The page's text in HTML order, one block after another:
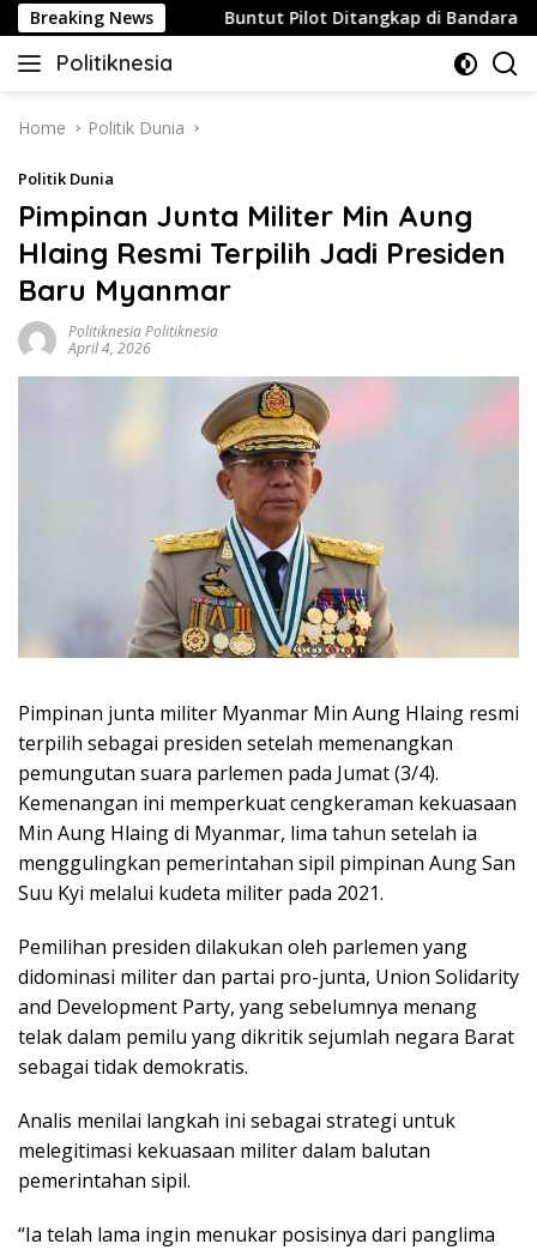
Skip
to
content
Breaking News
Strategis Buntut Pilot Ditangkap di Bandara
Politiknesia
Politiknesia.com
Home Politik Dunia
Politik Dunia
Pimpinan Junta Militer Min Aung
Hlaing Resmi Terpilih Jadi Presiden
Baru Myanmar
Politiknesia Politiknesia
April 4, 2026
Pimpinan junta militer Myanmar Min Aung Hlaing resmi
terpilih sebagai presiden setelah memenangkan
pemungutan suara parlemen pada Jumat (3/4).
Kemenangan ini memperkuat cengkeraman kekuasaan
Min Aung Hlaing di Myanmar, lima tahun setelah ia
menggulingkan pemerintahan sipil pimpinan Aung San
Suu Kyi melalui kudeta militer pada 2021.
Pemilihan presiden dilakukan oleh parlemen yang
didominasi militer dan partai pro-junta, Union Solidarity
and Development Party, yang sebelumnya menang
telak dalam pemilu yang dikritik sejumlah negara Barat
sebagai tidak demokratis.
Analis menilai langkah ini sebagai strategi untuk
melegitimasi kekuasaan militer dalam balutan
pemerintahan sipil.
“Ia telah lama ingin menukar posisinya dari panglima